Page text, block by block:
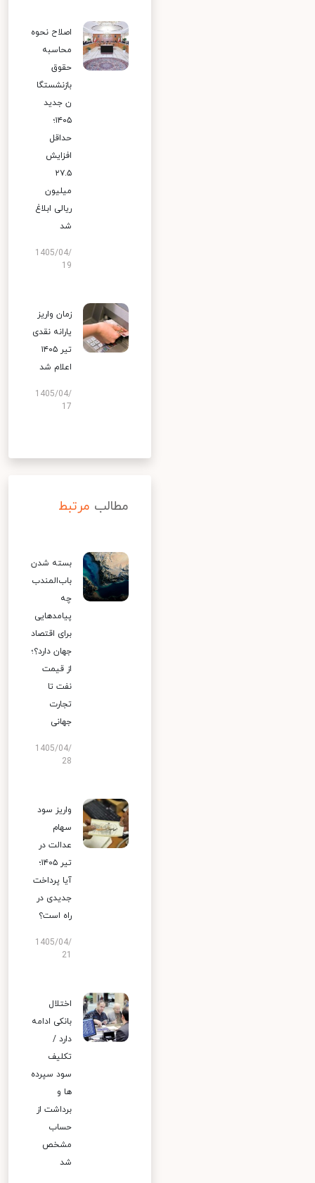
اصلاح نحوه
محاسبه
حقوق
بازنشستگا
ن جدید
۱۴۰۵؛
حداقل
افزایش
۲۷.۵
میلیون
ریالی ابلاغ
شد
1405/04/
19
زمان واریز
یارانه نقدی
تیر ۱۴۰۵
اعلام شد
1405/04/
17
مطالب مرتبط
بسته شدن
باب‌المندب
چه
پیامدهایی
برای اقتصاد
جهان دارد؟؛
از قیمت
نفت تا
تجارت
جهانی
1405/04/
28
واریز سود
سهام
عدالت در
تیر ۱۴۰۵؛
آیا پرداخت
جدیدی در
راه است؟
1405/04/
اختلال
بانکی ادامه
دارد /
تکلیف
سود سپرده
ها و
برداشت از
حساب
مشخص
شد